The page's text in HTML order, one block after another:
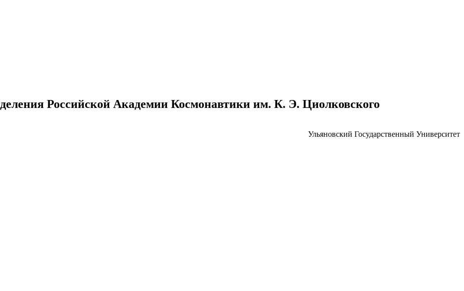
Российской Академии Космонавтики им. К. Э. Циолковского
Ульяновский Государственный Университет